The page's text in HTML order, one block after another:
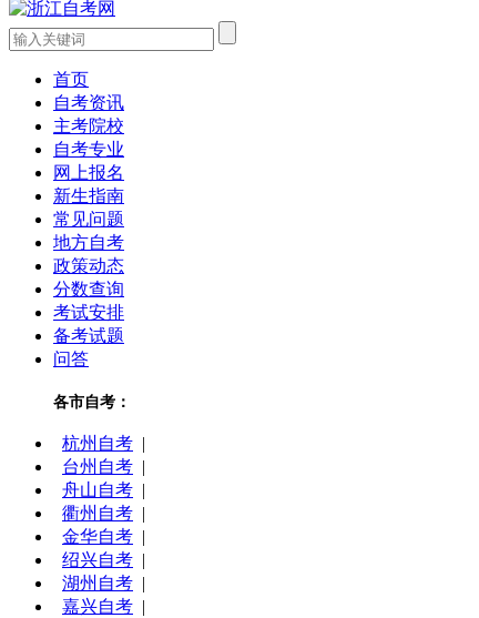
首页
自考资讯
主考院校
自考专业
网上报名
新生指南
常见问题
地方自考
政策动态
分数查询
考试安排
备考试题
问答
各市自考：
杭州自考 |
台州自考 |
舟山自考 |
衢州自考 |
金华自考 |
绍兴自考 |
湖州自考 |
嘉兴自考 |